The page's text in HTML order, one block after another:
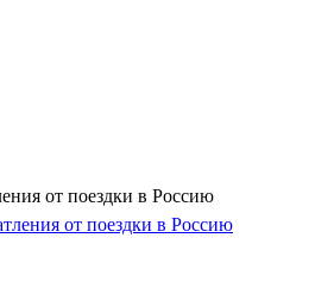
от поездки в Россию